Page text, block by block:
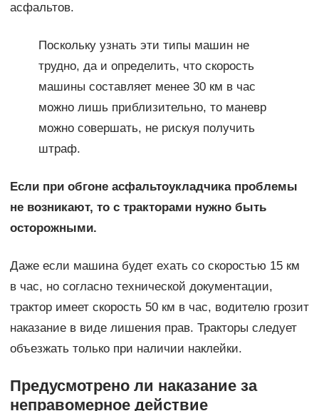
асфальтов.
Поскольку узнать эти типы машин не
трудно, да и определить, что скорость
машины составляет менее 30 км в час
можно лишь приблизительно, то маневр
можно совершать, не рискуя получить
штраф.
Если при обгоне асфальтоукладчика проблемы
не возникают, то с тракторами нужно быть
осторожными.
Даже если машина будет ехать со скоростью 15 км
в час, но согласно технической документации,
трактор имеет скорость 50 км в час, водителю грозит
наказание в виде лишения прав. Тракторы следует
объезжать только при наличии наклейки.
Предусмотрено ли наказание за
неправомерное действие